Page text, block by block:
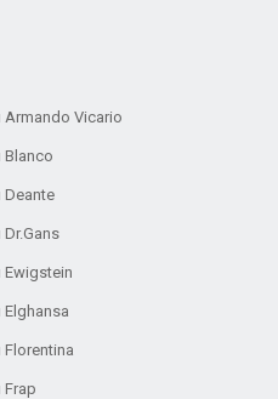
Armando Vicario
Blanco
Deante
Ewigstein
Frap